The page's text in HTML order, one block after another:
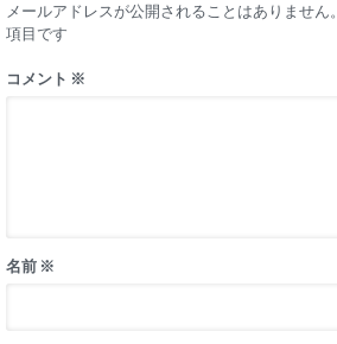
メールアドレスが公開されることはありません。
項目です
コメント ※
名前 ※